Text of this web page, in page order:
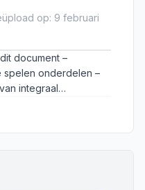
op: 9 februari
document –
spelen onderdelen –
integraal